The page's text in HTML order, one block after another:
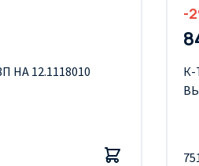
12.1118010
-
К-